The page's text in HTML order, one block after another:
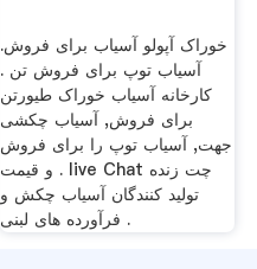
خوراک آپولو آسیاب برای فروش.
آسیاب توپ برای فروش تن .
کارخانه آسیاب خوراک طیورتن
برای فروش, آسیاب چکشی
جهت, آسیاب توپ را برای فروش
و قیمت . live Chat چت زنده
تولید کنندگان آسیاب چکش و
فرآورده های لبنی .